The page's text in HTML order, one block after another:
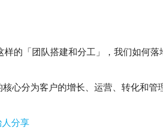
「团队搭建和分工」，我们如何落
心分为客户的增长、运营、转化和管